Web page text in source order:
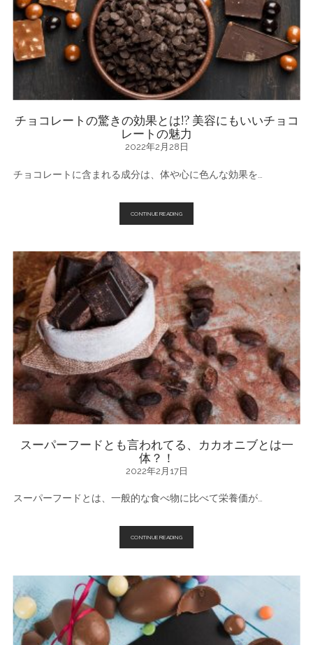
ピ
ッ
タ
リ
♪
ナ
ッ
ツ
を
使
た
人
気
の
お
子
ナ
ッ
ん
効
果
が
あ
る
の？
チョコレートの驚きの効果とは!? 美容にもいいチョコ
レートの魅力
2022年2月28日
チョコレートに含まれる成分は、体や心に色んな効果を…
CONTINUE READINGチ
ー
の
驚
き
の
効
果
と
は!?
美
容
に
も
い
い
チ
ョ
ー
の
魅
スーパーフードとも言われてる、カカオニブとは一
体？！
2022年2月17日
スーパーフードとは、一般的な食べ物に比べて栄養価が…
CONTINUE READINGス
フ
ー
ド
も